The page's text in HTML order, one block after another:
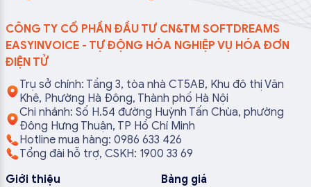
CÔNG TY CỔ PHẦN ĐẦU TƯ CN&TM SOFTDREAMS
EASYINVOICE - TỰ ĐỘNG HÓA NGHIỆP VỤ HÓA ĐƠN
ĐIỆN TỬ
Trụ sở chính: Tầng 3, tòa nhà CT5AB, Khu đô thị Văn
Khê, Phường Hà Đông, Thành phố Hà Nội
Chi nhánh: Số H.54 đường Huỳnh Tấn Chùa, phường
Đông Hưng Thuận, TP Hồ Chí Minh
Hotline mua hàng: 0986 633 426
Tổng đài hỗ trợ, CSKH: 1900 33 69
Giới thiệu
Bảng giá